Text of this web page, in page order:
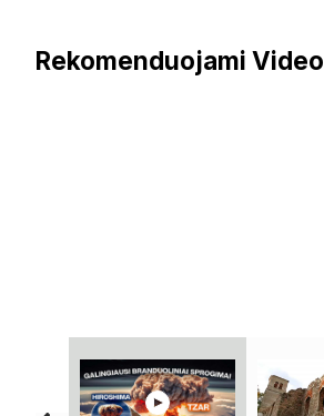
Rekomenduojami Video